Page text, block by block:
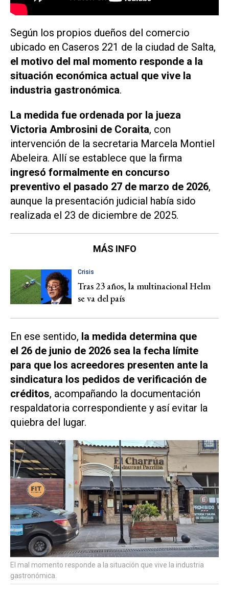
Según los propios dueños del comercio
ubicado en Caseros 221 de la ciudad de Salta,
el motivo del mal momento responde a la
situación económica actual que vive la
industria gastronómica.
La medida fue ordenada por la jueza
Victoria Ambrosini de Coraita, con
intervención de la secretaria Marcela Montiel
Abeleira. Allí se establece que la firma
ingresó formalmente en concurso
preventivo el pasado 27 de marzo de 2026,
aunque la presentación judicial había sido
realizada el 23 de diciembre de 2025.
MÁS INFO
Crisis
Tras 23 años, la multinacional Helm
se va del país
En ese sentido, la medida determina que
el 26 de junio de 2026 sea la fecha límite
para que los acreedores presenten ante la
sindicatura los pedidos de verificación de
créditos, acompañando la documentación
respaldatoria correspondiente y así evitar la
quiebra del lugar.
El mal momento responde a la situación que vive la industria
gastronómica.